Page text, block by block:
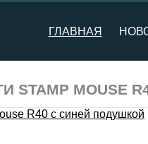
ГЛАВНАЯ
STAMP MOUSE